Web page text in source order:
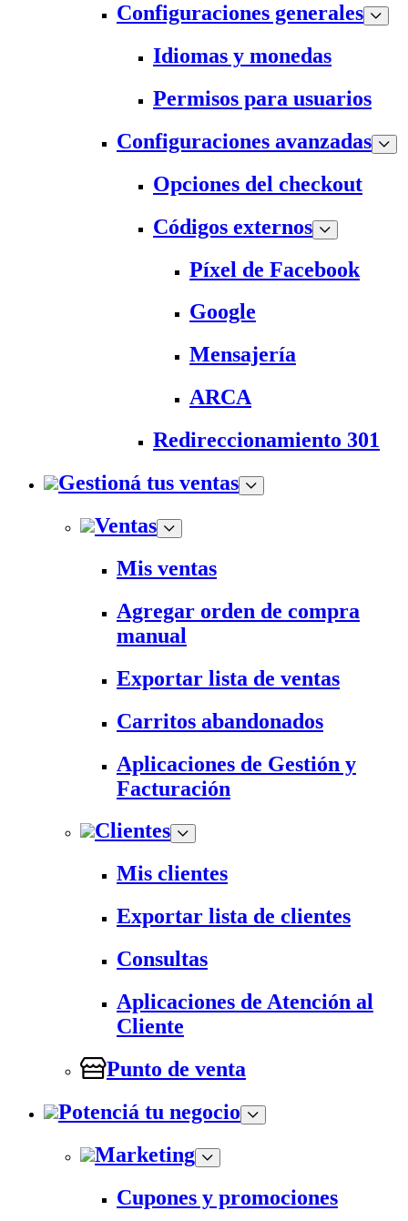
Configuraciones generales
Idiomas y monedas
Permisos para usuarios
Configuraciones avanzadas
Opciones del checkout
Códigos externos
Píxel de Facebook
Google
Mensajería
ARCA
Redireccionamiento 301
Gestioná tus ventas
Ventas
Mis ventas
Agregar orden de compra
manual
Exportar lista de ventas
Carritos abandonados
Aplicaciones de Gestión y
Facturación
Clientes
Mis clientes
Exportar lista de clientes
Consultas
Aplicaciones de Atención al
Cliente
Punto de venta
Potenciá tu negocio
Marketing
Cupones y promociones